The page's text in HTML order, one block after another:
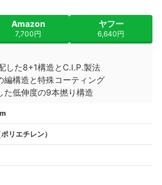
Amazon
7,700円
ヤフー
6,640円
した8+1構造とC.I.P.製法
編構造と特殊コーティング
た低伸度の9本撚り構造
リエチレン）